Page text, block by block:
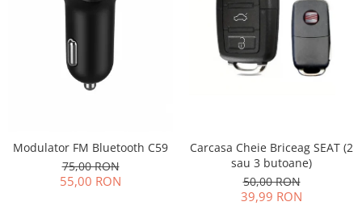
Modulator FM Bluetooth C59
75,00 RON
55,00 RON
Carcasa Cheie Briceag SEAT (2
sau 3 butoane)
50,00 RON
39,99 RON